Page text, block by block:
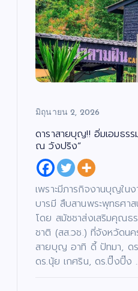
มิถุนายน 2, 2026
ดาราสายบุญ!! อิ่มเอมธร
ณ วังปริง”
เพราะมีภารกิจงานบุญใน
บารมี สืบสานพระพุทธศา
โดย สมัชชาส่งเสริมคุณธ
ชาติ (สส.วช.) ที่จังหวัดนค
สายบุญ อาทิ ดี้ ปัทมา, ด
ดร.นุ้ย เกศริน, ดร.ปิ๊งปิ๊ง